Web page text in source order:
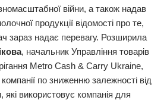
війни, а також надав
продукції відомості про те,
зараз надає перевагу. Розширила
, начальник Управління товарів
Metro Cash & Carry Ukraine,
по зниженню залежності від
які використовує компанія для